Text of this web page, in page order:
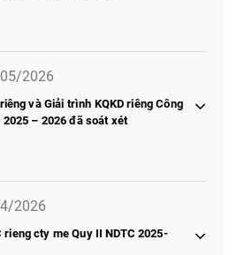
2026
và Giải trình KQKD riêng Công
– 2026 đã soát xét
2026
rieng cty me Quy II NDTC 2025-